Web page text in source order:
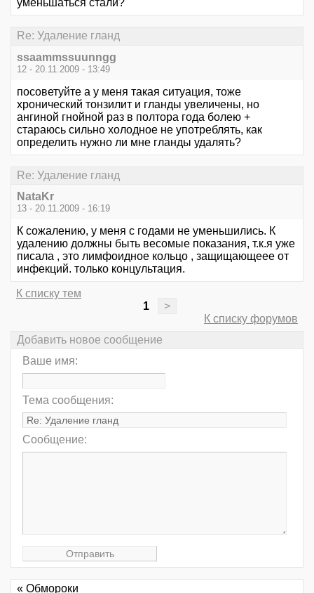
уменьшаться стали?
Re: Удаление гланд
ssaammssuunngg
12 - 20.11.2009 - 13:49
посоветуйте а у меня такая ситуация, тоже
хронический тонзилит и гланды увеличены, но
ангиной гнойной раз в полтора года болею +
стараюсь сильно холодное не употреблять, как
определить нужно ли мне гланды удалять?
Re: Удаление гланд
NataKr
13 - 20.11.2009 - 16:19
К сожалению, у меня с годами не уменьшились. К
удалению должны быть весомые показания, т.к.я уже
писала , это лимфоидное кольцо , защищающеее от
инфекций. только концультация.
К списку тем
1
>
К списку форумов
Добавить новое сообщение
Ваше имя:
Тема сообщения:
Сообщение:
« Обмороки